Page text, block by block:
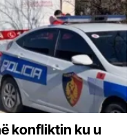
konfliktin ku u